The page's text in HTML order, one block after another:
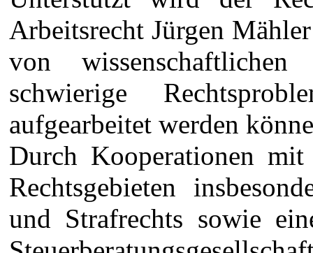
Arbeitsrecht Jürgen
von
schwierige
aufgearbeitet werden
Durch Kooperationen
Rechtsgebieten
und Strafrechts sowie